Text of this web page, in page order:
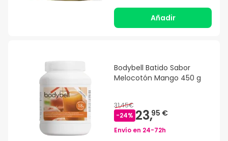
Añadir
Bodybell Batido Sabor
Melocotón Mango 450 g
31,45€
-24% 23,95 €
Envío en 24-72h